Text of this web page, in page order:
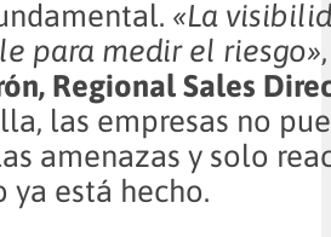
«La
para medir el riesgo»
Regional Sales
las empresas no
amenazas y solo
ya está hecho.